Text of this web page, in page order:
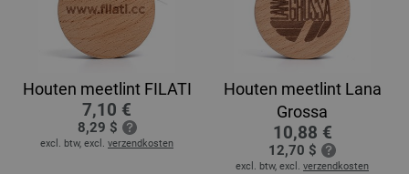
Houten meetlint FILATI
7,10 €
8,29 $
excl. btw, excl. verzendkosten
Houten meetlint Lana
Grossa
10,88 €
12,70 $
excl. btw, excl. verzendkosten